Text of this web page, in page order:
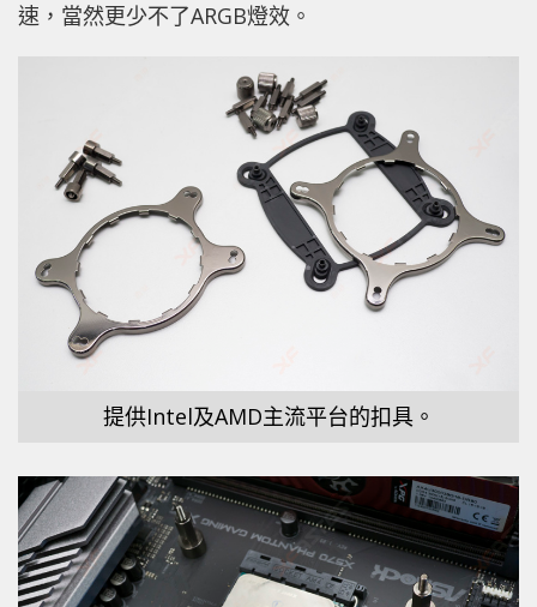
速，當然更少不了ARGB燈效。
提供Intel及AMD主流平台的扣具。